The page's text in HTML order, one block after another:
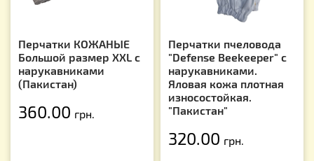
Перчатки КОЖАНЫЕ
Большой размер XXL с
нарукавниками
(Пакистан)
360.00 грн.
Перчатки пчеловода
"Defense Beekeeper" с
нарукавниками.
Яловая кожа плотная
износостойкая.
"Пакистан"
320.00 грн.